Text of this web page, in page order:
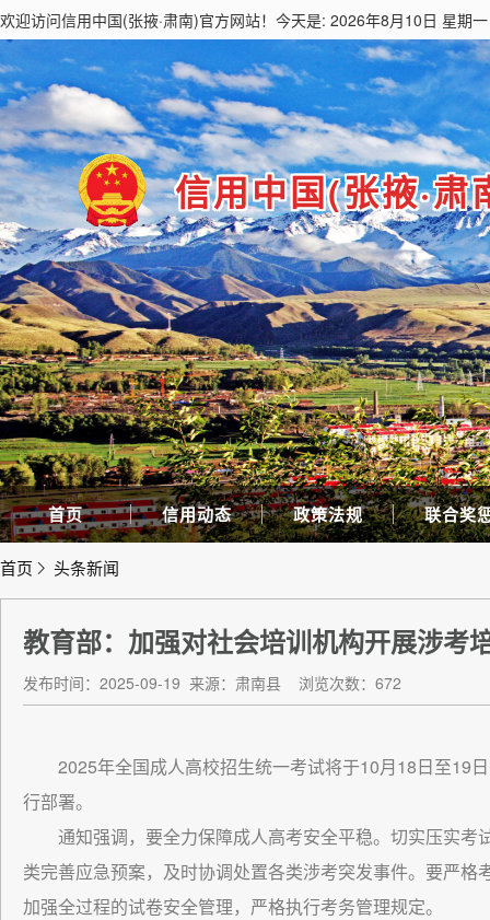
欢迎访问信用中国(张掖·肃南)官方网站！今天是: 2026年8月10日 星期一
信用中国(张掖·肃
首页 信用动态 政策法规 联合奖
首页 头条新闻
教育部：加强对社会培训机构开展涉考
发布时间：2025-09-19 来源：肃南县 浏览次数：672
2025年全国成人高校招生统一考试将于10月18日至19
行部署。
通知强调，要全力保障成人高考安全平稳。切实压实
类完善应急预案，及时协调处置各类涉考突发事件。要严
加强全过程的试卷安全管理，严格执行考务管理规定。